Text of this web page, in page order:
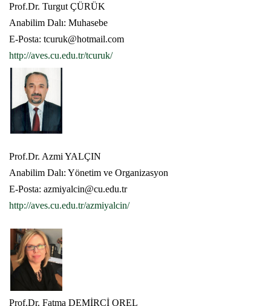
Prof.Dr. Turgut ÇÜRÜK
Anabilim Dalı: Muhasebe
E-Posta: tcuruk@hotmail.com
http://aves.cu.edu.tr/tcuruk/
Prof.Dr. Azmi YALÇIN
Anabilim Dalı: Yönetim ve Organizasyon
E-Posta: azmiyalcin@cu.edu.tr
http://aves.cu.edu.tr/azmiyalcin/
Prof.Dr. Fatma DEMİRCİ OREL